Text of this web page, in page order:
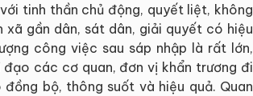
tinh thần chủ động, quyết liệt, không
gần dân, sát dân, giải quyết có hiệu
công việc sau sáp nhập là rất lớn,
các cơ quan, đơn vị khẩn trương đi
bộ, thông suốt và hiệu quả. Quan